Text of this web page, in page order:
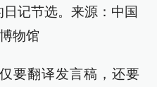
记节选。来源：中国
物馆
要翻译发言稿，还要